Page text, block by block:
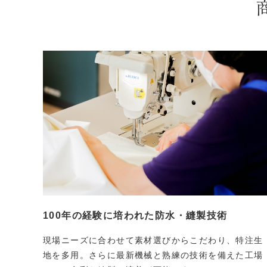
100年の経験に培われた 防水・縫製技術
現場ニーズに合わせて素材選びからこだわり、特注生
地を多用。さらに最新機械と熟練の技術を備えた工場